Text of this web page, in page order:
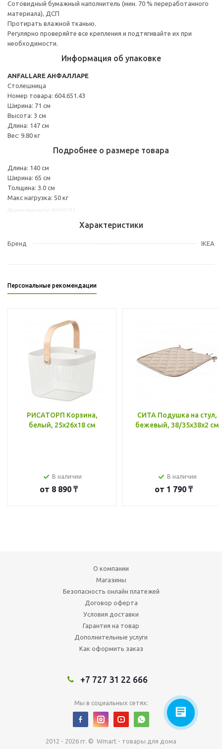
Сотовидный бумажный наполнитель (мин. 70 % переработанного
материала), ДСП
Протирать влажной тканью.
Регулярно проверяйте все крепления и подтягивайте их при
необходимости.
Информация об упаковке
ANFALLARE АНФАЛЛАРЕ
Столешница
Номер товара: 604.651.43
Ширина: 71 см
Высота: 3 см
Длина: 147 см
Вес: 9.80 кг
Подробнее о размере товара
Длина: 140 см
Ширина: 65 см
Толщина: 3.0 см
Макс нагрузка: 50 кг
Характеристики
Бренд IKEA
Персональные рекомендации
РИСАТОРП Корзина,
белый, 25x26x18 см
В наличии
от 8 890 ₸
СИТА Подушка на стул,
бежевый, 38/35x38x2 см
В наличии
от 1 790 ₸
О компании
Магазины
Безопасность онлайн платежей
Договор оферта
Условия доставки
Гарантия на товар
Дополнительные услуги
Как оформить заказ
+7 727 31 22 666
Мы в социальных сетях:
2012 - 2026 гг. © Wmart - товары для дома